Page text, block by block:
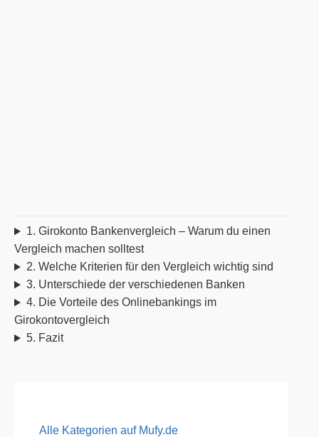
1. Girokonto Bankenvergleich – Warum du einen
Vergleich machen solltest
2. Welche Kriterien für den Vergleich wichtig sind
3. Unterschiede der verschiedenen Banken
4. Die Vorteile des Onlinebankings im
Girokontovergleich
5. Fazit
Alle Kategorien auf Mufy.de